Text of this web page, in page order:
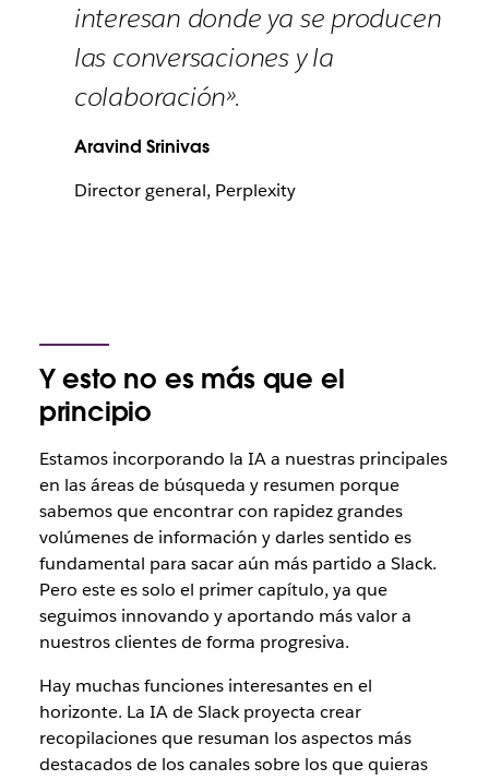
interesan donde ya se producen
las conversaciones y la
colaboración».
Aravind Srinivas
Director general, Perplexity
Y esto no es más que el
principio
Estamos incorporando la IA a nuestras principales
en las áreas de búsqueda y resumen porque
sabemos que encontrar con rapidez grandes
volúmenes de información y darles sentido es
fundamental para sacar aún más partido a Slack.
Pero este es solo el primer capítulo, ya que
seguimos innovando y aportando más valor a
nuestros clientes de forma progresiva.
Hay muchas funciones interesantes en el
horizonte. La IA de Slack proyecta crear
recopilaciones que resuman los aspectos más
destacados de los canales sobre los que quieras